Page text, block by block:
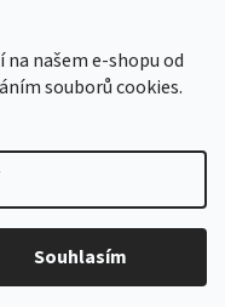
našem e-shopu od
souborů cookies.
Souhlasím
nebo na email